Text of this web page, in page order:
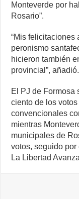
Monteverde por
Rosario”.
“Mis felicitaciones
peronismo
hicieron también
provincial”, añadió.
El PJ de Formosa
ciento de los
convencionales
mientras
municipales de
votos, seguido
La Libertad